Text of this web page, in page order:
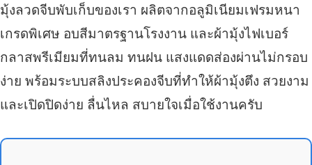
มุ้งลวดจีบพับเก็บของเรา ผลิตจากอลูมิเนียมเฟรมหนา
เกรดพิเศษ อบสีมาตรฐานโรงงาน และผ้ามุ้งไฟเบอร์
กลาสพรีเมียมที่ทนลม ทนฝน แสงแดดส่องผ่านไม่กรอบ
ง่าย พร้อมระบบสลิงประคองจีบที่ทำให้ผ้ามุ้งตึง สวยงาม
และเปิดปิดง่าย ลื่นไหล สบายใจเมื่อใช้งานครับ